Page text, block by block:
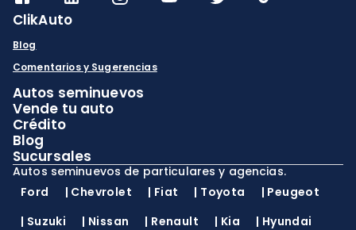
ClikAuto
Blog
Comentarios y Sugerencias
Autos seminuevos
Vende tu auto
Crédito
Blog
Sucursales
Autos seminuevos de particulares y agencias.
Ford
| Chevrolet | Fiat | Toyota | Peugeot
| Suzuki | Nissan | Renault | Kia | Hyundai